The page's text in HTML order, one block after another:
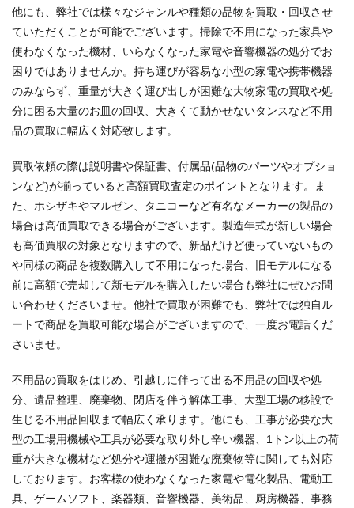
他にも、弊社では様々なジャンルや種類の品物を買取・回収させ
ていただくことが可能でございます。掃除で不用になった家具や
使わなくなった機材、いらなくなった家電や音響機器の処分でお
困りではありませんか。持ち運びが容易な小型の家電や携帯機器
のみならず、重量が大きく運び出しが困難な大物家電の買取や処
分に困る大量のお皿の回収、大きくて動かせないタンスなど不用
品の買取に幅広く対応致します。
買取依頼の際は説明書や保証書、付属品(品物のパーツやオプショ
ンなど)が揃っていると高額買取査定のポイントとなります。ま
た、ホシザキやマルゼン、タニコーなど有名なメーカーの製品の
場合は高価買取できる場合がございます。製造年式が新しい場合
も高価買取の対象となりますので、新品だけど使っていないもの
や同様の商品を複数購入して不用になった場合、旧モデルになる
前に高額で売却して新モデルを購入したい場合も弊社にぜひお問
い合わせくださいませ。他社で買取が困難でも、弊社では独自ル
ートで商品を買取可能な場合がございますので、一度お電話くだ
さいませ。
不用品の買取をはじめ、引越しに伴って出る不用品の回収や処
分、遺品整理、廃棄物、閉店を伴う解体工事、大型工場の移設で
生じる不用品回収まで幅広く承ります。他にも、工事が必要な大
型の工場用機械や工具が必要な取り外し辛い機器、1トン以上の荷
重が大きな機材など処分や運搬が困難な廃棄物等に関しても対応
しております。お客様の使わなくなった家電や電化製品、電動工
具、ゲームソフト、楽器類、音響機器、美術品、厨房機器、事務